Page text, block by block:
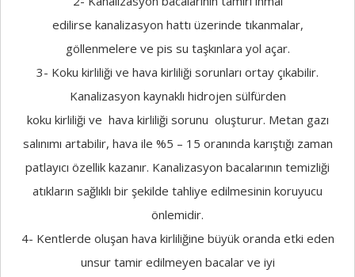
edilirse kanalizasyon hattı üzerinde tıkanmalar,
göllenmelere ve pis su taşkınlara yol açar.
3- Koku kirliliği ve hava kirliliği sorunları ortay çıkabilir.
Kanalizasyon kaynaklı hidrojen sülfürden
koku kirliliği ve hava kirliliği sorunu oluşturur. Metan gazı
salınımı artabilir, hava ile %5 – 15 oranında karıştığı zaman
patlayıcı özellik kazanır. Kanalizasyon bacalarının temizliği
atıkların sağlıklı bir şekilde tahliye edilmesinin koruyucu
önlemidir.
4- Kentlerde oluşan hava kirliliğine büyük oranda etki eden
unsur tamir edilmeyen bacalar ve iyi